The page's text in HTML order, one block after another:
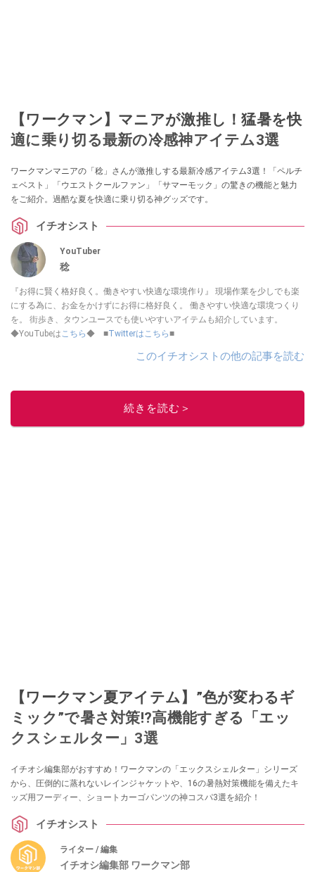
【ワークマン】マニアが激推し！猛暑を快
適に乗り切る最新の冷感神アイテム3選
ワークマンマニアの「稔」さんが激推しする最新冷感アイテム3選！「ペルチ
ェベスト」「ウエストクールファン」「サマーモック」の驚きの機能と魅力
をご紹介。過酷な夏を快適に乗り切る神グッズです。
イチオシスト
YouTuber
稔
『お得に賢く格好良く。働きやすい快適な環境作り』 現場作業を少しでも楽
にする為に、お金をかけずにお得に格好良く。 働きやすい快適な環境つくり
を。 街歩き、タウンユースでも使いやすいアイテムも紹介しています。
◆YouTubeはこちら◆ ■Twitterはこちら■
このイチオシストの他の記事を読む
続きを読む＞
【ワークマン夏アイテム】”色が変わるギ
ミック”で暑さ対策!?高機能すぎる「エッ
クスシェルター」3選
イチオシ編集部がおすすめ！ワークマンの「エックスシェルター」シリーズ
から、圧倒的に蒸れないレインジャケットや、16の暑熱対策機能を備えたキ
ッズ用フーディー、ショートカーゴパンツの神コスパ3選を紹介！
イチオシスト
ライター / 編集
イチオシ編集部 ワークマン部